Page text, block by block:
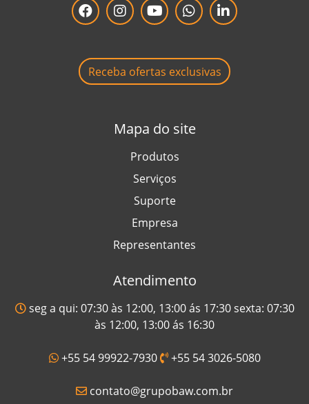
facebook da Grupo Baw Brasil
instagram da Grupo Baw Brasil
youtube da Grupo Baw Brasil
whatsapp da Grupo Baw Brasil
linkedin da Grupo
Receba ofertas exclusivas
Mapa do site
Produtos
Serviços
Suporte
Empresa
Representantes
Atendimento
seg a qui: 07:30 às 12:00, 13:00 ás 17:30 sexta: 07:30
às 12:00, 13:00 ás 16:30
+55 54 99922-7930 +55 54 3026-5080
contato@grupobaw.com.br